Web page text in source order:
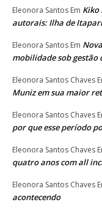
Eleonora Santos Em Kiko
autorais: Ilha de
Eleonora Santos Em
mobilidade sob gestão
Eleonora Santos Chaves
Muniz em sua maior
Eleonora Santos Chaves
por que esse período
Eleonora Santos Chaves
quatro anos com all
Eleonora Santos Chaves
acontecendo